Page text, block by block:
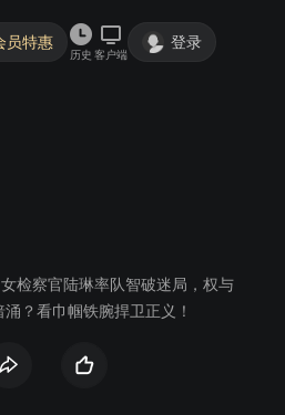
员特惠
历史 客户端
登录
检察官陆琳率队智破迷局，权与
？看巾帼铁腕捍卫正义！